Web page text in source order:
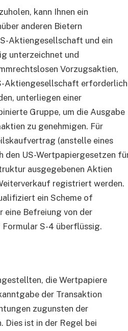
kann Ihnen ein
anderen Bietern
Aktiengesellschaft und ein
unterzeichnet und
Vorzugsaktien,
Aktiengesellschaft erforderlich
unterliegen einer
Gruppe, um die Ausgabe
zu genehmigen. Für
(anstelle eines
den US-Wertpapiergesetzen
ausgegebenen Aktien
registriert werden.
ein Scheme of
eine Befreiung von der
S-4 überflüssig.
die Wertpapiere
der Transaktion
zugunsten der
Dies ist in der Regel bei